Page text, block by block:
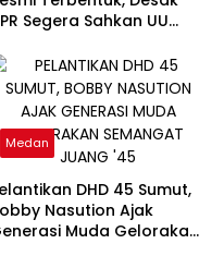
Segera Sahkan UU
Tambal Sulam, Tapi
Perubahan Total”
Medan
DHD 45 Sumut,
Nasution Ajak
Muda Gelorakan